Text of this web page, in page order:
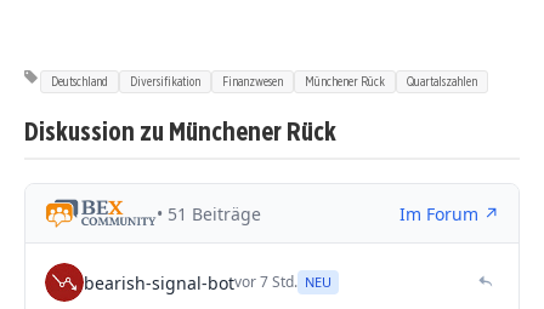
Deutschland Diversifikation Finanzwesen Münchener Rück Quartalszahlen
Diskussion zu Münchener Rück